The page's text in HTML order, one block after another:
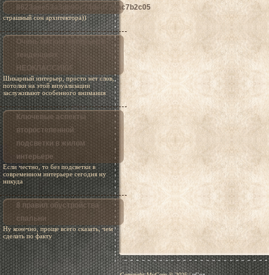
8623aee53a3db90c74ded720ac7b2c05
страшный сон архитектора))
Очень мягкий интерьер в
тенденциях
НЕОКЛАССИКИ
Шикарный интерьер, просто нет слов,
потолки на этой визуализации
заслуживают особенного внимания
Ключевые аспекты
второстепенной
подсветки в жилом
интерьере
Если честно, то без подсветки в
современном интерьере сегодня ну
никуда
8 правил обустройства
спальни
Ну конечно, проще всего сказать, чем
сделать по факту